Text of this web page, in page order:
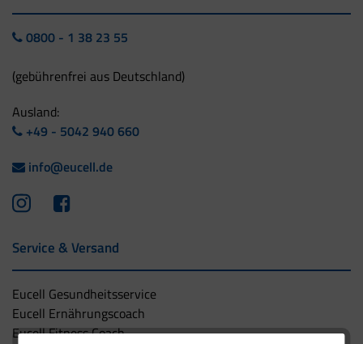
0800 - 1 38 23 55
(gebührenfrei aus Deutschland)
Ausland:
+49 - 5042 940 660
info@eucell.de
Service & Versand
Eucell Gesundheitsservice
Eucell Ernährungscoach
Eucell Fitness Coach